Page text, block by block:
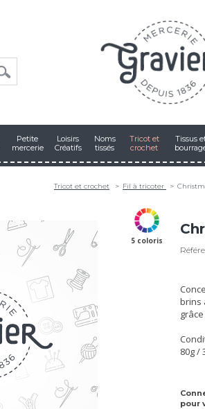
Petite
mercerie
Loisirs
Créatifs
Noms
tissés
Tricot et
crochet
Tissus
Tricot et crochet Fil à tricoter
5 coloris
brins
80g /
pour